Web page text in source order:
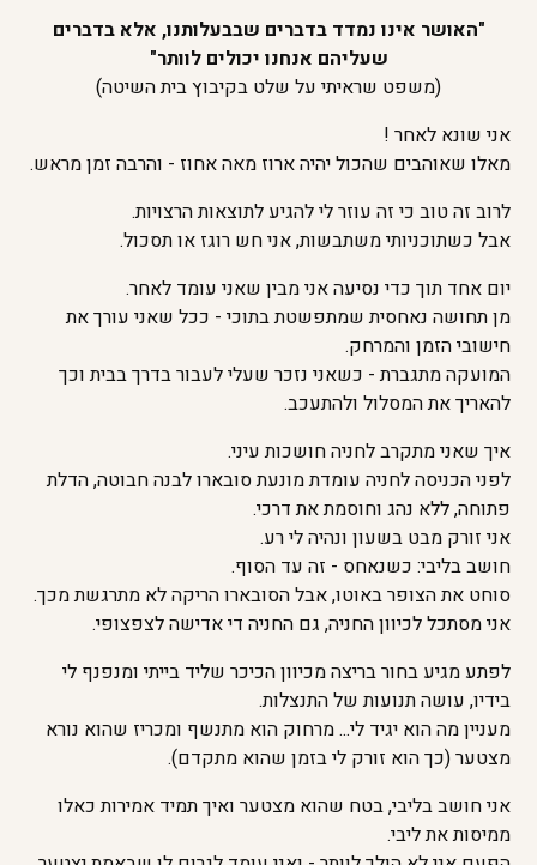
"האושר אינו נמדד בדברים שבבעלותנו, אלא בדברים
שעליהם אנחנו יכולים לוותר"
(משפט שראיתי על שלט בקיבוץ בית השיטה)
אני שונא לאחר !
מאלו שאוהבים שהכול יהיה ארוז מאה אחוז - והרבה זמן מראש.
לרוב זה טוב כי זה עוזר לי להגיע לתוצאות הרצויות.
אבל כשתוכניותי משתבשות, אני חש רוגז או תסכול.
יום אחד תוך כדי נסיעה אני מבין שאני עומד לאחר.
מן תחושה נאחסית שמתפשטת בתוכי - ככל שאני עורך את
חישובי הזמן והמרחק.
המועקה מתגברת - כשאני נזכר שעלי לעבור בדרך בבית וכך
להאריך את המסלול ולהתעכב.
איך שאני מתקרב לחניה חושכות עיני.
לפני הכניסה לחניה עומדת מונעת סובארו לבנה חבוטה, הדלת
פתוחה, ללא נהג וחוסמת את דרכי.
אני זורק מבט בשעון ונהיה לי רע.
חושב בליבי: כשנאחס - זה עד הסוף.
סוחט את הצופר באוטו, אבל הסובארו הריקה לא מתרגשת מכך.
אני מסתכל לכיוון החניה, גם החניה די אדישה לצפצופי.
לפתע מגיע בחור בריצה מכיוון הכיכר שליד בייתי ומנפנף לי
בידיו, עושה תנועות של התנצלות.
מעניין מה הוא יגיד לי... מרחוק הוא מתנשף ומכריז שהוא נורא
מצטער (כך הוא זורק לי בזמן שהוא מתקדם).
אני חושב בליבי, בטח שהוא מצטער ואיך תמיד אמירות כאלו
ממיסות את ליבי.